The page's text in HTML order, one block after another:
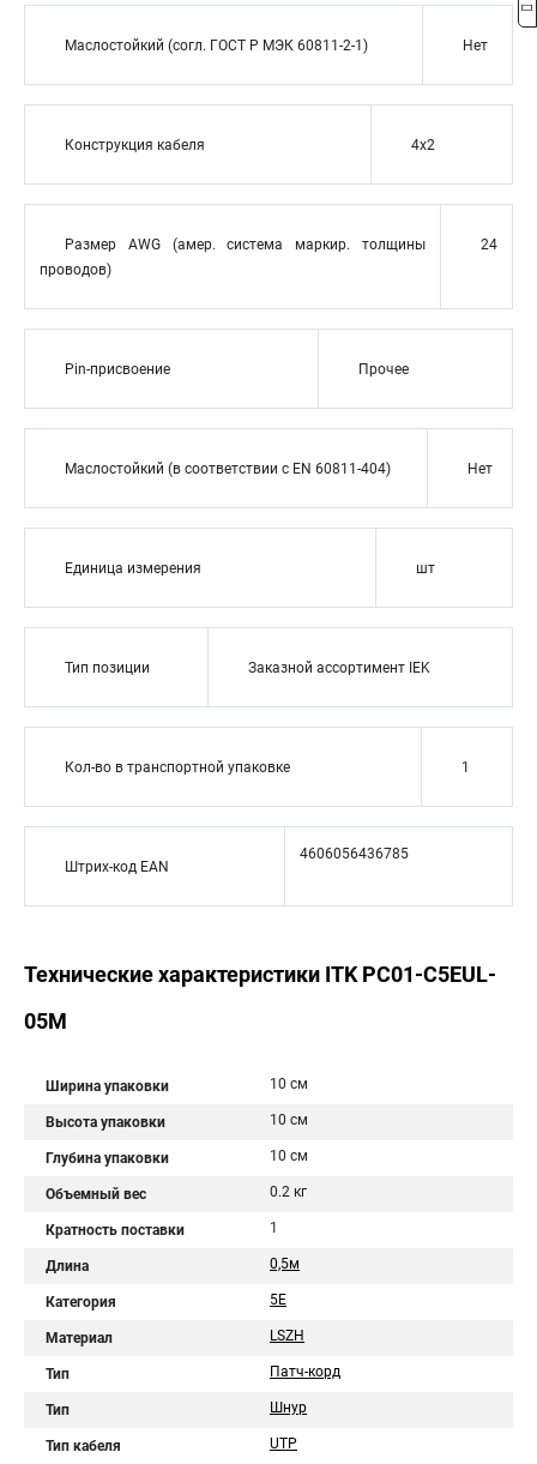
Маслостойкий (согл. ГОСТ Р МЭК 60811-2-1) Нет
Конструкция кабеля 4x2
Размер AWG (амер. система маркир. толщины
проводов)
24
Pin-присвоение Прочее
Маслостойкий (в соответствии с EN 60811-404) Нет
Единица измерения шт
Тип позиции Заказной ассортимент IEK
Кол-во в транспортной упаковке 1
Штрих-код EAN
4606056436785
Технические характеристики ITK PC01-C5EUL-
05M
Ширина упаковки 10 см
Высота упаковки 10 см
Глубина упаковки 10 см
Объемный вес 0.2 кг
Кратность поставки 1
Длина 0,5м
Категория 5Е
Материал LSZH
Тип Патч-корд
Тип Шнур
Тип кабеля UTP